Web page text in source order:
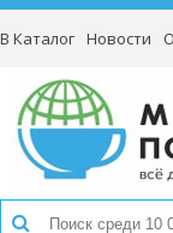
В Каталог Новости